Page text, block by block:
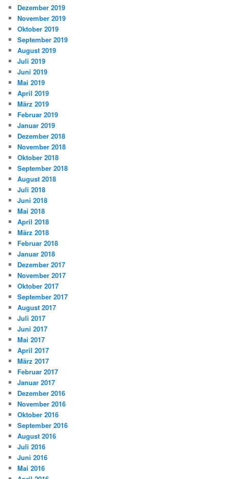
Dezember 2019
November 2019
Oktober 2019
September 2019
August 2019
Juli 2019
Juni 2019
Mai 2019
April 2019
März 2019
Februar 2019
Januar 2019
Dezember 2018
November 2018
Oktober 2018
September 2018
August 2018
Juli 2018
Juni 2018
Mai 2018
April 2018
März 2018
Februar 2018
Januar 2018
Dezember 2017
November 2017
Oktober 2017
September 2017
August 2017
Juli 2017
Juni 2017
Mai 2017
April 2017
März 2017
Februar 2017
Januar 2017
Dezember 2016
November 2016
Oktober 2016
September 2016
August 2016
Juli 2016
Juni 2016
Mai 2016